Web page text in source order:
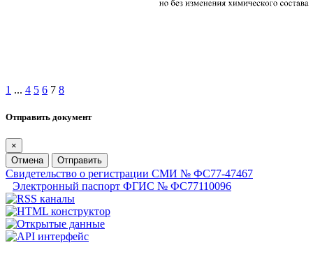
1 ... 4 5 6 7 8
Отправить документ
×
Отмена
Отправить
Свидетельство о регистрации СМИ № ФС77-47467
Электронный паспорт ФГИС № ФС77110096